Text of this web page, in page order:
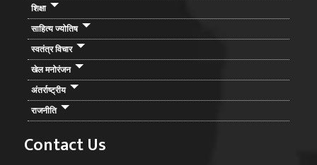
शिक्षा
साहित्य ज्योतिष
स्वतंत्र विचार
खेल मनोरंजन
अंतर्राष्ट्रीय
राजनीति
Contact Us